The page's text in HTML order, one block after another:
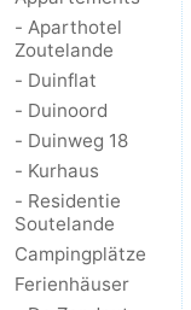
- Aparthotel
Zoutelande
- Duinflat
- Duinoord
- Duinweg 18
- Kurhaus
- Residentie
Soutelande
Campingplätze
Ferienhäuser